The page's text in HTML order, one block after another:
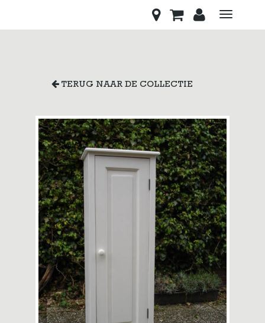
Toggle
TERUG NAAR DE COLLECTIE